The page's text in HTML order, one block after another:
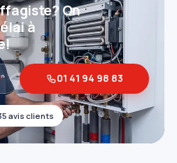
avis clients
On
à
01 41 94 98 83